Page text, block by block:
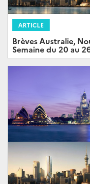
ARTICLE
Brèves Australie,
Semaine du 20 au